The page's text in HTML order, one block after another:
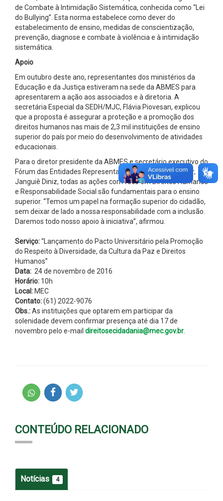
de Combate à Intimidação Sistemática, conhecida como “Lei
do Bullying”. Esta norma estabelece como dever do
estabelecimento de ensino, medidas de conscientização,
prevenção, diagnose e combate à violência e à intimidação
sistemática.
Apoio
Em outubro deste ano, representantes dos ministérios da
Educação e da Justiça estiveram na sede da ABMES para
apresentarem a ação aos associados e à diretoria. A
secretária Especial da SEDH/MJC, Flávia Piovesan, explicou
que a proposta é assegurar a proteção e a promoção dos
direitos humanos nas mais de 2,3 mil instituições de ensino
superior do país por meio do desenvolvimento de atividades
educacionais.
Para o diretor presidente da ABMES e secretário executivo do
Fórum das Entidades Representativas do Ensino Superior,
Janguiê Diniz, todas as ações com foco em Direitos Humanos
e Responsabilidade Social são fundamentais para o ensino
superior. “Temos um papel na formação superior do cidadão,
sem deixar de lado a nossa responsabilidade com a inclusão.
Daremos todo nosso apoio à iniciativa”, afirmou.
Serviço:“Lançamento do Pacto Universitário pela Promoção
do Respeito à Diversidade, da Cultura da Paz e Direitos
Humanos”
Data: 24 de novembro de 2016
Horário: 10h
Local: MEC
Contato:(61) 2022-9076
Obs.:As instituições que optarem em participar da
solenidade devem confirmar presença até dia 17 de
novembro pelo e-mail direitosecidadania@mec.gov.br
CONTEÚDO RELACIONADO
Notícias 4